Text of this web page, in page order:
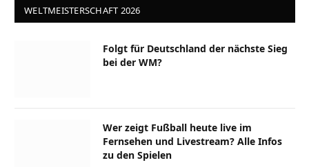
WELTMEISTERSCHAFT 2026
Folgt für Deutschland der nächste Sieg
bei der WM?
Wer zeigt Fußball heute live im
Fernsehen und Livestream? Alle Infos
zu den Spielen